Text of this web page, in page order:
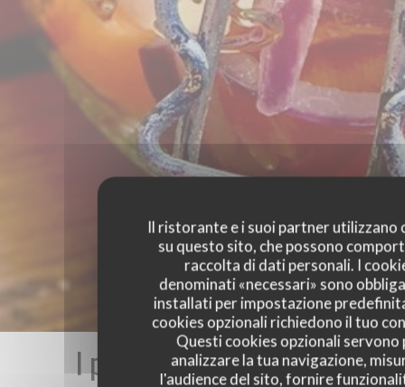
Il ristorante e i suoi partner utilizzano
su questo sito, che possono
raccolta di dati personali. I
denominati «necessari» sono
installati per impostazione
cookies opzionali richiedono il tuo
Questi cookies opzionali servono
analizzare la tua navigazione,
l'audience del sito, fornire
I pareri dei nostri clienti